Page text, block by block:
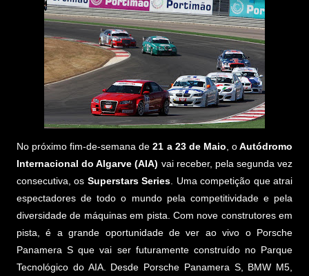
No próximo fim-de-semana de21 a 23 de Maio , oAutódromo
Internacional do Algarve (AIA) vai receber, pela segunda vez
consecutiva, os Superstars Series . Uma competição que atrai
espectadores de todo o mundo pela competitividade e pela
diversidade de máquinas em pista. Com nove construtores em
pista, é a grande oportunidade de ver ao vivo o Porsche
Panamera S que vai ser futuramente construído no Parque
Tecnológico do AIA. Desde Porsche Panamera S, BMW M5,